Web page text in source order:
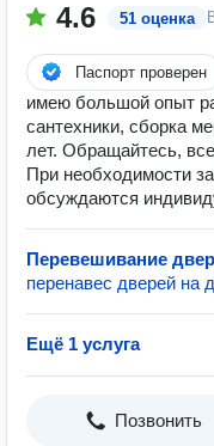
4.6 51 оценка
Паспорт проверен
имею большой опыт
сантехники, сборка
лет. Обращайтесь,
При необходимости
обсуждаются
Перевешивание
перенавес дверей на
Ещё 1 услуга
Позвонить